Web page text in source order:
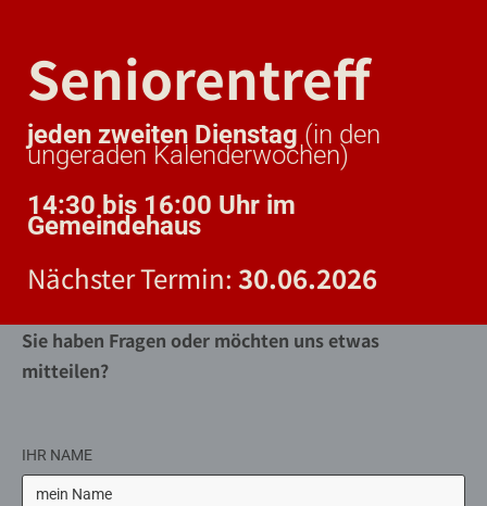
Seniorentreff
jeden zweiten Dienstag (in den
ungeraden Kalenderwochen)
14:30 bis 16:00 Uhr im
Gemeindehaus
Nächster Termin: 30.06.2026
Sie haben Fragen oder möchten uns etwas
mitteilen?
IHR NAME